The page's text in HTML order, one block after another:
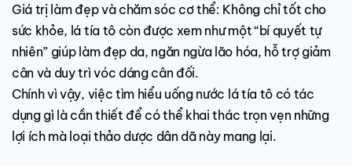
Giá trị làm đẹp và chăm sóc cơ thể: Không chỉ tốt cho
sức khỏe, lá tía tô còn được xem như một “bí quyết tự
nhiên” giúp làm đẹp da, ngăn ngừa lão hóa, hỗ trợ giảm
cân và duy trì vóc dáng cân đối.
Chính vì vậy, việc tìm hiểu uống nước lá tía tô có tác
dụng gì là cần thiết để có thể khai thác trọn vẹn những
lợi ích mà loại thảo dược dân dã này mang lại.